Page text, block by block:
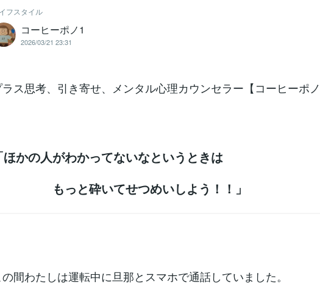
フスタイル
コーヒーポノ1
2026/03/21 23:31
ス思考、引き寄せ、メンタル心理カウンセラー【コーヒーポノ
ほかの人がわかってないなというときは
もっと砕いてせつめいしよう！！」
の間わたしは運転中に旦那とスマホで通話していました。